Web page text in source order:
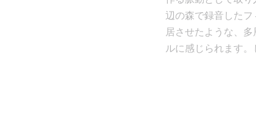
辺の森で録音した
居させたような、
ルに感じられます